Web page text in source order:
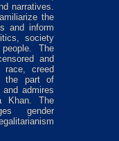
narratives.
the
and inform
society
The
and
race, creed
the part of
and admires
Khan. The
gender